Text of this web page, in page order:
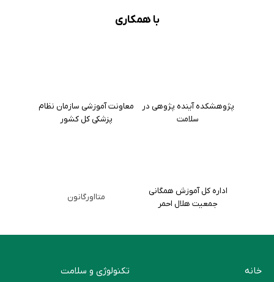
با همکاری
پژوهشکده آینده پژوهی در
سلامت
معاونت آموزشی سازمان نظام
پزشکی کل کشور
اداره کل آموزش همگانی
جمعیت هلال احمر
متااورگانون
خانه
تکنولوژی و سلامت